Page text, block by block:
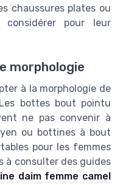
chaussures plates ou
pour leur
morphologie
à la morphologie de
bottes bout pointu
ne pas convenir à
ou bottines à bout
pour les femmes
à consulter des guides
daim femme camel